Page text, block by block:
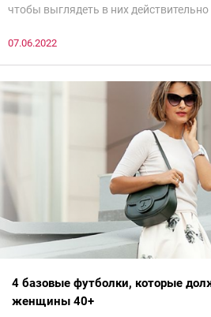
чтобы выглядеть в них
сезоне лучше не надевать. Потому
вкуса и стопроцентный антитренд.
07.06.2022
4 базовые футболки, которые
женщины 40+